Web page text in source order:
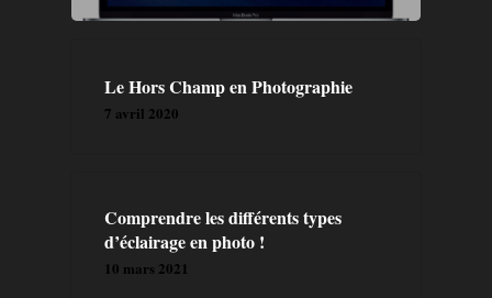
Le Hors Champ en Photographie
7 avril 2020
Comprendre les différents types
d’éclairage en photo !
10 mars 2021